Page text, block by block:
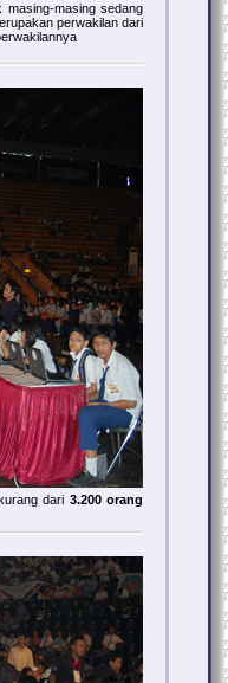
masing-masing sedang
perwakilan dari
dari 3.200 orang